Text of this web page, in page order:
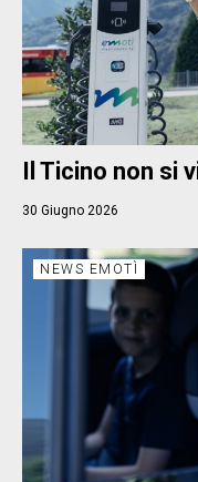
Il Ticino non si
30 Giugno 2026
NEWS EMOTÌ